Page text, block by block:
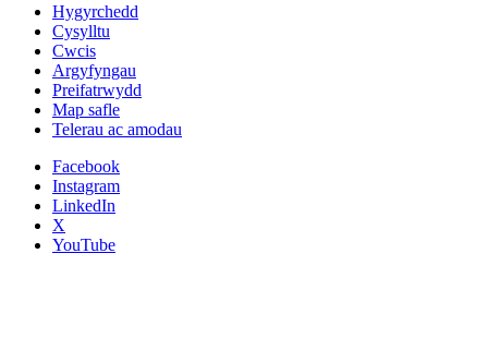
Hygyrchedd
Cysylltu
Cwcis
Argyfyngau
Preifatrwydd
Map safle
Telerau ac amodau
Facebook
Instagram
LinkedIn
X
YouTube